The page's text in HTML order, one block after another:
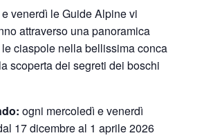
venerdì le Guide Alpine vi
attraverso una panoramica
ciaspole nella bellissima conca
scoperta dei segreti dei boschi
ogni mercoledì e venerdì
17 dicembre al 1 aprile 2026